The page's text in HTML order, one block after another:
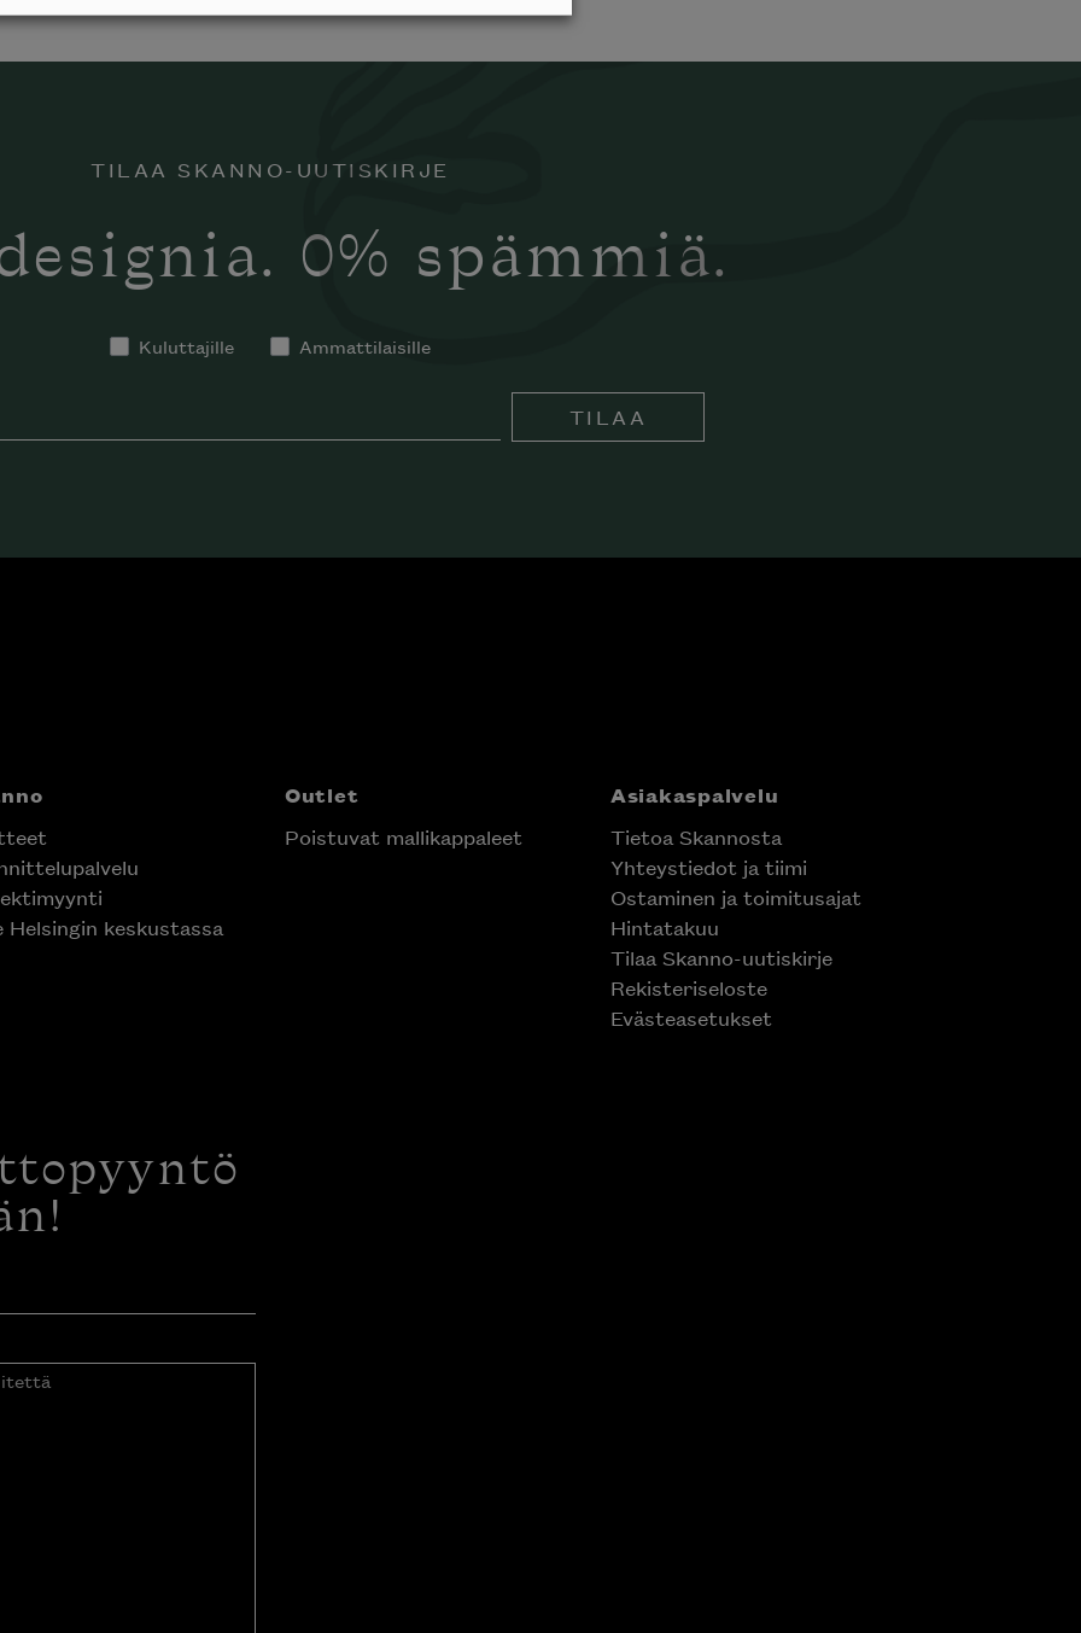
TILAA SKANNO-UUTISKIRJE
0% spämmiä.
Kuluttajille Ammattilaisille
TILAA
keskustassa
Outlet
Poistuvat mallikappaleet
Asiakaspalvelu
Tietoa Skannosta
Yhteystiedot ja tiimi
Ostaminen ja toimitusajat
Hintatakuu
Tilaa Skanno-uutiskirje
Rekisteriseloste
Evästeasetukset